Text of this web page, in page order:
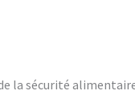
la sécurité